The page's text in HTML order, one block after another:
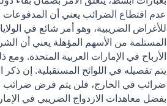
عدم اقتطاع الضرائب يعني أن المدفوعات
للأغراض الضريبية، وهو أمر شائع في
المستلمة من الأسهم المؤهلة يعني أن
الأرباح في الإمارات العربية المتحدة.
يتم تفصيله في اللوائح المستقبلية. إن
ضرائب في الخارج، فلن يتم فرض ضرائب
بفضل معاهدات الازدواج الضريبي في